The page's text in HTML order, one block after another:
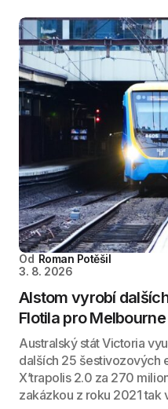
Od Roman Potěšil
3. 8. 2026
Alstom vyrobí
Flotila pro
Australský stát Victoria
dalších 25 šestivozových
X’trapolis 2.0 za 270
zakázkou z roku 2021 tak